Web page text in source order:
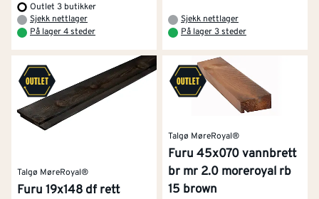
Outlet 3 butikker
Sjekk nettlager
På lager 4 steder
Sjekk nettlager
På lager 3 steder
Talgø MøreRoyal®
Furu 19x148 df rett
Talgø MøreRoyal®
Furu 45x070 vannbrett
br mr 2.0 moreroyal rb
15 brown